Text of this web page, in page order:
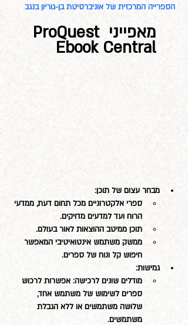
הספרייה המרכזית של אוניברסיטת בן-גוריון בנגב
מאפייני ProQuest
Ebook Central
מבחר עצום של תוכן:
ספרי אלקטרוניים מכל תחום דעת, ממדעי
הרוח ועד למדעים מדויקים.
תוכן ממיטב ההוצאות לאור בעולם.
ממשק משתמש אינטואיטיבי המאפשר
חיפוש קל ונוח של ספרים.
גמישות:
מודלים שונים לרכישה: אפשרות לרכוש
ספרים לשימוש של משתמש אחד,
שלושה משתמשים או ללא הגבלת
משתמשים.